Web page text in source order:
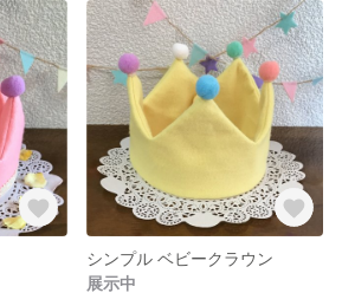
シンプル ベビークラウン
展示中